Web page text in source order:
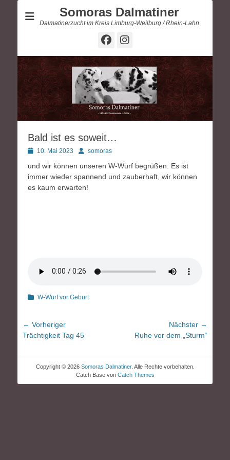
Somoras Dalmatiner
Dalmatinerzucht im Kreis Limburg-Weilburg / Rhein-Lahn
Facebook
Instagram
Bald ist es soweit…
Posted10. Mai 2023 Autorsomoras
und wir können unseren W-Wurf begrüßen. Es ist
immer wieder spannend und zauberhaft, wir können
es kaum erwarten!
Kategorien
W-Wurf vor Geburt
Beitragsnavigation
← Vorheriger
Vorheriger
Trächtigkeit Tag 45
Nächster →
NächsterRuhe vor dem „Sturm“
Copyright © 2026 Somoras Dalmatiner. Alle Rechte vorbehalten.
Catch Base von Catch Themes